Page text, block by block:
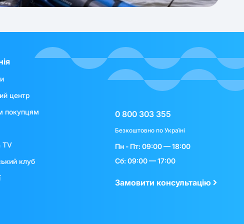
центр
покупцям
TV
клуб
0 800 303 355
Безкоштовно по Україні
Пн - Пт: 09:00 — 18:00
Сб: 09:00 — 17:00
Замовити консультацію